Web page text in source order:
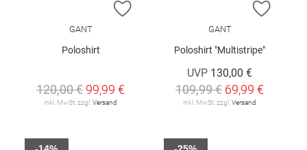
ZUR WUNSCHLISTE HINZUFÜGEN
GANT
Poloshirt
120,00 € 99,99 €
inkl. MwSt. zzgl. Versand
ZUR
GANT
Poloshirt "Multistripe"
UVP 130,00 €
109,99 € 69,99 €
inkl. MwSt. zzgl. Versand